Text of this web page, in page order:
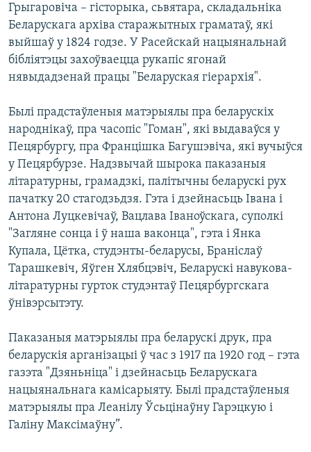
Грыгаровіча – гісторыка, сьвятара, складальніка
Беларускага архіва старажытных граматаў, які
выйшаў у 1824 годзе. У Расейскай нацыянальнай
бібліятэцы захоўваецца рукапіс ягонай
нявыдадзенай працы "Беларуская гіерархія".
Былі прадстаўленыя матэрыялы пра беларускіх
народнікаў, пра часопіс "Гоман", які выдаваўся у
Пецярбургу, пра Францішка Багушэвіча, які вучыўся
у Пецярбурзе. Надзвычай шырока паказаныя
літаратурны, грамадзкі, палітычны беларускі рух
пачатку 20 стагодзьдзя. Гэта і дзейнасьць Івана і
Антона Луцкевічаў, Вацлава Іваноўскага, суполкі
"Загляне сонца і ў наша ваконца", гэта і Янка
Купала, Цётка, студэнты-беларусы, Браніслаў
Тарашкевіч, Яўген Хлябцэвіч, Беларускі навукова-
літаратурны гурток студэнтаў Пецярбургскага
ўнівэрсытэту.
Паказаныя матэрыялы пра беларускі друк, пра
беларускія арганізацыі ў час з 1917 па 1920 год – гэта
газэта "Дзяньніца" і дзейнасьць Беларускага
нацыянальнага камісарыяту. Былі прадстаўленыя
матэрыялы пра Леанілу Ўсьцінаўну Гарэцкую і
Галіну Максімаўну”.